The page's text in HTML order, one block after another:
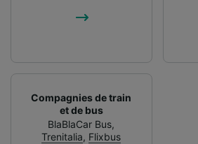
Compagnies de train
et de bus
BlaBlaCar Bus,
Trenitalia, Flixbus